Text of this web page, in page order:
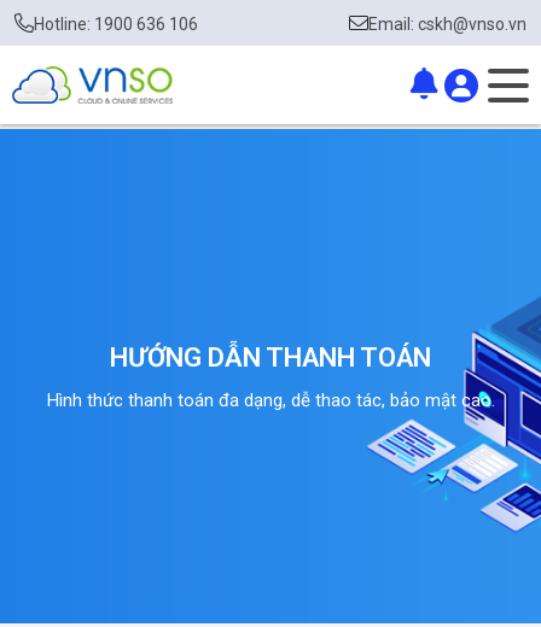
Hotline: 1900 636 106 Email: cskh@vnso.vn
HƯỚNG DẪN THANH TOÁN
Hình thức thanh toán đa dạng, dễ thao tác, bảo mật cao.